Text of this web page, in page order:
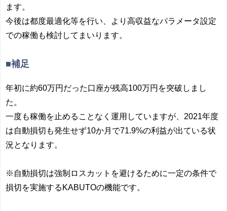
ます。
今後は都度最適化等を行い、より高収益なパラメータ設定
での稼働も検討してまいります。
■補足
年初に約60万円だった口座が残高100万円を突破しまし
た。
一度も稼働を止めることなく運用していますが、2021年度
は自動損切も発生せず10か月で71.9%の利益が出ている状
況となります。
※自動損切は強制ロスカットを避けるために一定の条件で
損切を実施するKABUTOの機能です。